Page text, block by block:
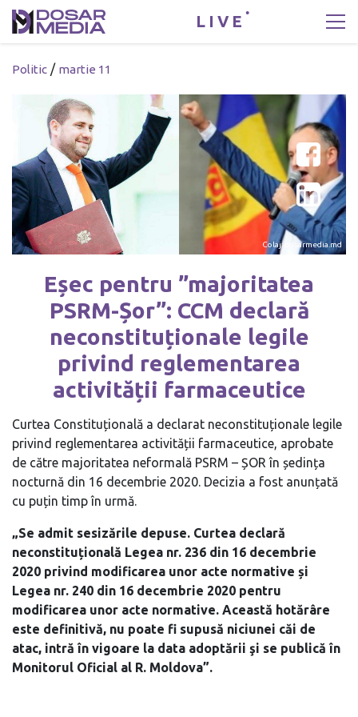
LIVE
Politic / martie 11
Colaj: dosarmedia.md
Eșec pentru ”majoritatea
PSRM-Șor”: CCM declară
neconstituționale legile
privind reglementarea
activității farmaceutice
Curtea Constituțională a declarat neconstituționale legile
privind reglementarea activității farmaceutice, aprobate
de către majoritatea neformală PSRM – ȘOR în ședința
nocturnă din 16 decembrie 2020. Decizia a fost anunțată
cu puțin timp în urmă.
„Se admit sesizările depuse. Curtea declară
neconstituțională Legea nr. 236 din 16 decembrie
2020 privind modificarea unor acte normative și
Legea nr. 240 din 16 decembrie 2020 pentru
modificarea unor acte normative. Această hotărâre
este definitivă, nu poate fi supusă niciunei căi de
atac, intră în vigoare la data adoptării şi se publică în
Monitorul Oficial al R. Moldova”.